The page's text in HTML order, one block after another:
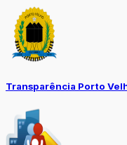
Transparência Porto